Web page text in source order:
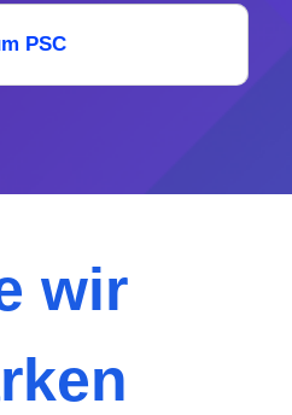
PSC
wir